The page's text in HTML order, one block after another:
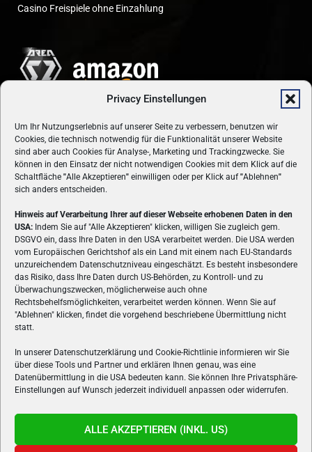
Privacy Einstellungen
Um Ihr Nutzungserlebnis auf unserer Seite zu verbessern, benutzen wir
Cookies, die technisch notwendig für die Funktionalität unserer Website
sind aber auch Cookies für Analyse-, Marketing und Trackingzwecke. Sie
können in den Einsatz der nicht notwendigen Cookies mit dem Klick auf die
Schaltfläche "Alle Akzeptieren" einwilligen oder per Klick auf"Ablehnen"
sich anders entscheiden.
Hinweis auf Verarbeitung Ihrer auf dieser Webseite erhobenen Daten in den
USA: Indem Sie auf "Alle Akzeptieren" klicken, willigen Sie zugleich gem.
DSGVO ein, dass Ihre Daten in den USA verarbeitet werden. Die USA werden
vom Europäischen Gerichtshof als ein Land mit einem nach EU-Standards
unzureichendem Datenschutzniveau eingeschätzt. Es besteht insbesondere
das Risiko, dass Ihre Daten durch US-Behörden, zu Kontroll- und zu
Überwachungszwecken, möglicherweise auch ohne
Rechtsbehelfsmöglichkeiten, verarbeitet werden können. Wenn Sie auf
"Ablehnen" klicken, findet die vorgehend beschriebene Übermittlung nicht
statt.
In unserer Datenschutzerklärung und Cookie-Richtlinie informieren wir Sie
über diese Tools und Partner und erklären Ihnen genau, was eine
Datenübermittlung in die USA bedeuten kann. Sie können Ihre Privatsphäre-
Einstellungen auf Wunsch jederzeit individuell anpassen oder widerrufen.
ALLE AKZEPTIEREN (INKL. US)
Casino Freispiele ohne Einzahlung
ÜBER UNS
VON GAMERN, FÜR GAMER! Gamers.at ist das älteste Online-
Spielemagazin Österreichs und bringt täglich aktuelle News,
Reviews und Videos zu PC- und Konsolenspielen, Gaming-
Hardware und aus der Welt des e-Sport's.
FOLGE UNS